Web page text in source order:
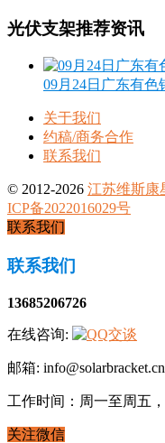
光伏支架推荐资讯
09月24日广东有
关于我们
约稿/商务合作
联系我们
© 2012-2026 江苏维斯康
ICP备2022016029号
联系我们
联系我们
13685206726
在线咨询:
邮箱: info@solarbracket.cn
工作时间：周一至周五
关注微信